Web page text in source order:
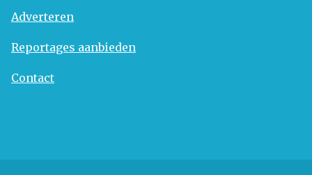
Adverteren
Reportages aanbieden
Contact